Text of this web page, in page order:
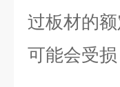
过板材的
可能会受